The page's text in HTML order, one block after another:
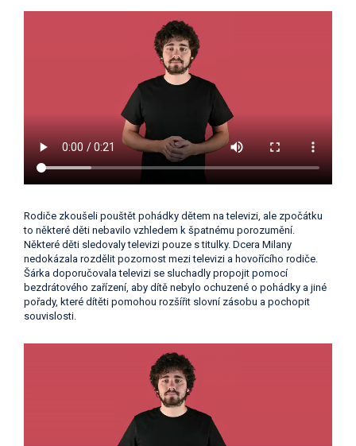
Rodiče zkoušeli pouštět pohádky dětem na televizi, ale zpočátku
to některé děti nebavilo vzhledem k špatnému porozumění.
Některé děti sledovaly televizi pouze s titulky. Dcera Milany
nedokázala rozdělit pozornost mezi televizi a hovořícího rodiče.
Šárka doporučovala televizi se sluchadly propojit pomocí
bezdrátového zařízení, aby dítě nebylo ochuzené o pohádky a jiné
pořady, které dítěti pomohou rozšířit slovní zásobu a pochopit
souvislosti.